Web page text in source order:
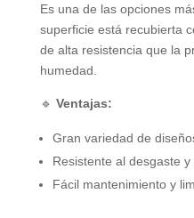
Es una de las opciones
superficie está recubierta
de alta resistencia que la
humedad.
🔹 Ventajas:
Gran variedad de
Resistente al desgaste y
Fácil mantenimiento y